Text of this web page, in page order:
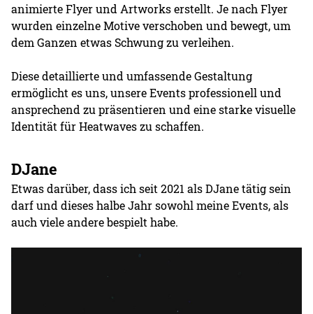
animierte Flyer und Artworks erstellt. Je nach Flyer
wurden einzelne Motive verschoben und bewegt, um
dem Ganzen etwas Schwung zu verleihen.
Diese detaillierte und umfassende Gestaltung
ermöglicht es uns, unsere Events professionell und
ansprechend zu präsentieren und eine starke visuelle
Identität für Heatwaves zu schaffen.
DJane
Etwas darüber, dass ich seit 2021 als DJane tätig sein
darf und dieses halbe Jahr sowohl meine Events, als
auch viele andere bespielt habe.